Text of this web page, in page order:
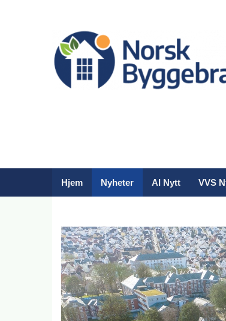
Hjem Nyheter AI Nytt VVS